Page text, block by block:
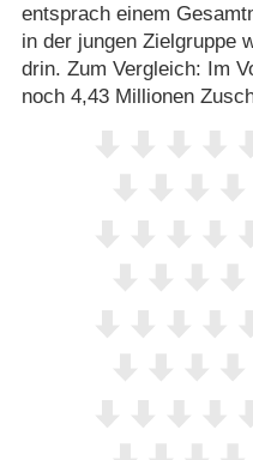
entsprach einem
in der jungen Zielgruppe
drin. Zum Vergleich: Im
noch 4,43 Millionen